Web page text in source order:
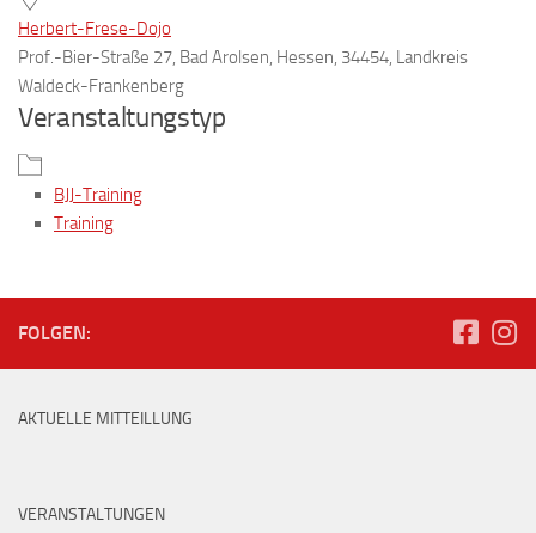
Herbert-Frese-Dojo
Prof.-Bier-Straße 27, Bad Arolsen, Hessen, 34454, Landkreis
Waldeck-Frankenberg
Veranstaltungstyp
BJJ-Training
Training
FOLGEN:
AKTUELLE MITTEILLUNG
VERANSTALTUNGEN